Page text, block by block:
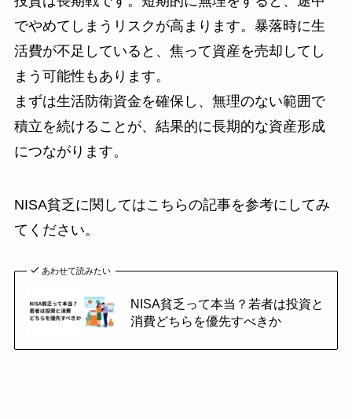
でやめてしまうリスクが高まります。暴落時に生
活費が不足していると、焦って資産を売却してし
まう可能性もあります。
まずは生活防衛資金を確保し、無理のない範囲で
積立を続けることが、結果的に長期的な資産形成
につながります。
NISA貧乏に関してはこちらの記事を参考にしてみ
てください。
あわせて読みたい
NISA貧乏って本当？若者は投資と
消費どちらを優先すべきか